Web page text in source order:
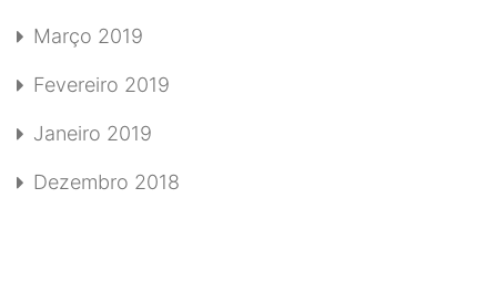
Março 2019
Fevereiro 2019
Janeiro 2019
Dezembro 2018